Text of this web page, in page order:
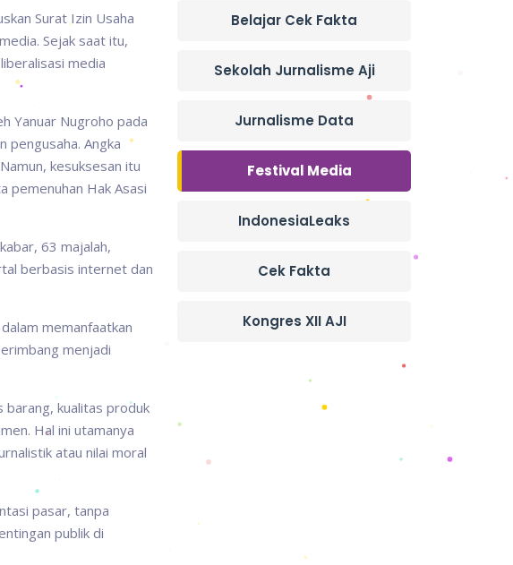
Surat Izin Usaha
Sejak saat itu,
media
Yanuar Nugroho pada
pengusaha. Angka
kesuksesan itu
pemenuhan Hak Asasi
63 majalah,
berbasis internet dan
memanfaatkan
menjadi
barang, kualitas produk
Hal ini utamanya
atau nilai moral
pasar, tanpa
publik di
Belajar Cek Fakta
Sekolah Jurnalisme Aji
Jurnalisme Data
Festival Media
IndonesiaLeaks
Cek Fakta
Kongres XII AJI